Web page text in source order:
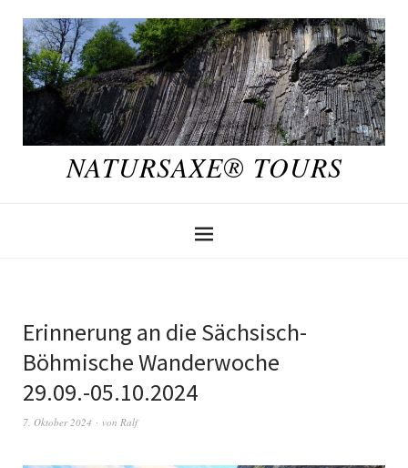
NATURSAXE® TOURS
Erinnerung an die Sächsisch-
Böhmische Wanderwoche
29.09.-05.10.2024
7. Oktober 2024 von Ralf